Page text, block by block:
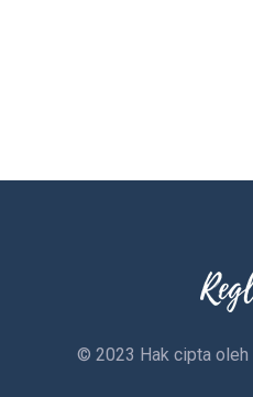
© 2023 Hak cipta oleh